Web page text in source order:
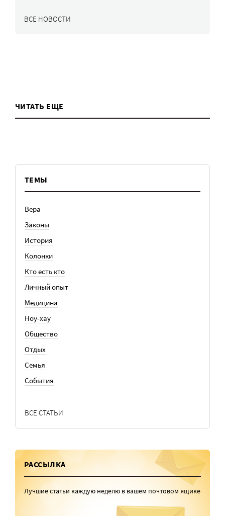
ВСЕ НОВОСТИ
ЧИТАТЬ ЕЩЕ
ТЕМЫ
Вера
Законы
История
Колонки
Кто есть кто
Личный опыт
Медицина
Ноу-хау
Общество
Отдых
Семья
События
ВСЕ СТАТЬИ
РАССЫЛКА
Лучшие статьи каждую неделю в вашем почтовом ящике